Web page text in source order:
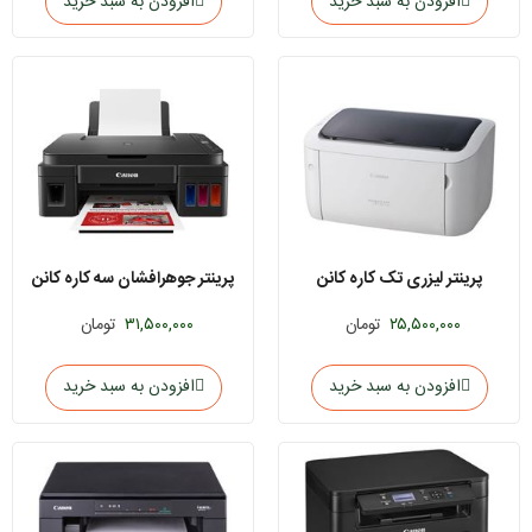
پرینتر لیزری تک کاره کانن
LBP6033w
۲۵,۵۰۰,۰۰۰ تومان
افزودن به سبد خرید
پرینتر جوهرافشان سه کاره کانن
PIXMA G3410
۳۱,۵۰۰,۰۰۰ تومان
افزودن به سبد خرید